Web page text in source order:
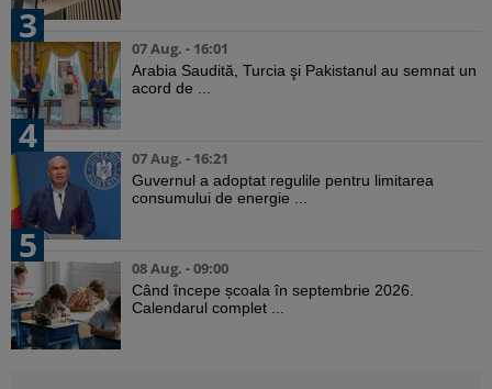
3
07 Aug. - 16:01
Arabia Saudită, Turcia şi Pakistanul au semnat un
acord de ...
4
07 Aug. - 16:21
Guvernul a adoptat regulile pentru limitarea
consumului de energie ...
5
08 Aug. - 09:00
Când începe școala în septembrie 2026.
Calendarul complet ...